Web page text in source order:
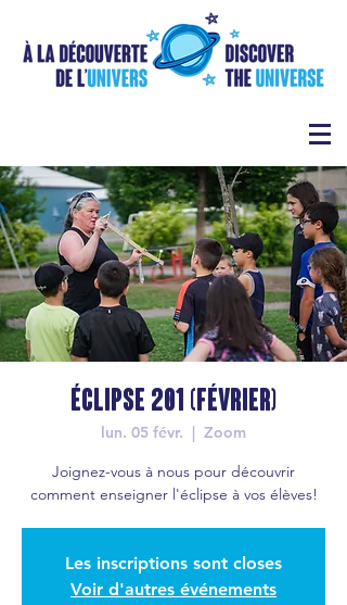
Éclipse 201 (février)
lun. 05 févr.
  |
Zoom
Joignez-vous à nous pour découvrir
comment enseigner l'éclipse à vos élèves!
Les inscriptions sont closes
Voir d'autres événements